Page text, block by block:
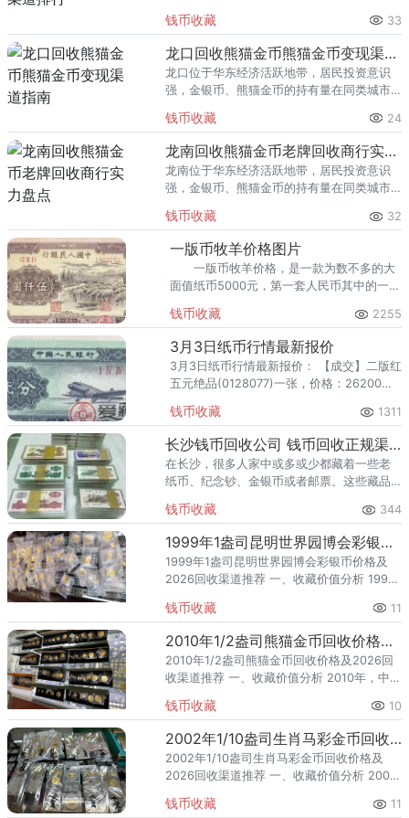
熊猫金币的需求就明显升温，但鱼龙混杂的
回收渠道里，能精准识别版别溢
钱币收藏 33
龙口回收熊猫金币熊猫金币变现渠道指南
龙口位于华东经济活跃地带，居民投资意识
强，金银币、熊猫金币的持有量在同类城市
熊猫金币的需求就明显升温，但鱼龙混杂的
回收渠道里，能精准识别版别溢
钱币收藏 24
龙南回收熊猫金币老牌回收商行实力盘点
龙南位于华东经济活跃地带，居民投资意识
强，金银币、熊猫金币的持有量在同类城市
熊猫金币的需求就明显升温，但鱼龙混杂的
回收渠道里，能精准识别版别溢
钱币收藏 32
一版币牧羊价格图片
一版币牧羊价格，是一款为数不多的大
面值纸币5000元，第一套人民币其中的一
到20万的天价了。
钱币收藏 2255
3月3日纸币行情最新报价
3月3日纸币行情最新报价： 【成交】二版红
五元绝品(0128077)一张，价格：26200元/
3500元/捆
钱币收藏 1311
长沙钱币回收公司 钱币回收正规渠道
在长沙，很多人家中或多或少都藏着一些老
纸币、纪念钞、金银币或者邮票。这些藏品
谱。市场上回收渠道杂乱，报价虚高或压价
的情况时有发生。为了帮助长沙的
钱币收藏 344
1999年1盎司昆明世界园博会彩银币价格及2026回收渠道推荐
1999年1盎司昆明世界园博会彩银币价格及
2026回收渠道推荐 一、收藏价值分析 1999
会彩银币，隶属贵金属纪念币。该品种为银
币、规格 1
钱币收藏 11
2010年1/2盎司熊猫金币回收价格及2026回收渠道推荐
2010年1/2盎司熊猫金币回收价格及2026回
收渠道推荐 一、收藏价值分析 2010年，中国
投资纪念题材。该品种为金币、规格 1/2盎司
钱币收藏 10
2002年1/10盎司生肖马彩金币回收价格及2026回收渠道推荐
2002年1/10盎司生肖马彩金币回收价格及
2026回收渠道推荐 一、收藏价值分析 2002
币，隶属生肖贺岁题材。该品种为金币、规
钱币收藏 11